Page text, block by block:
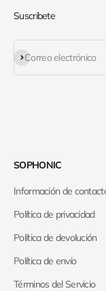
Suscribete
Correo electrónico
Suscribirse
SOPHONIC
Información de
Política de privacidad
Política de devolución
Política de envío
Términos del Servicio